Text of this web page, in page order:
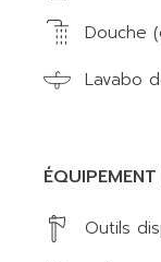
Douche
Lavabo
Outils